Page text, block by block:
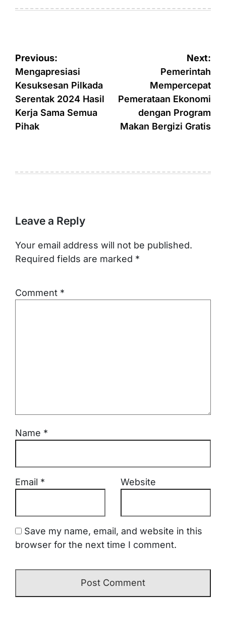
Post
navigation
Previous:
Mengapresiasi
Kesuksesan Pilkada
Serentak 2024 Hasil
Kerja Sama Semua
Pihak
Next:
Pemerintah
Mempercepat
Pemerataan Ekonomi
dengan Program
Makan Bergizi Gratis
Leave a Reply
Your email address will not be published.
Required fields are marked *
Comment *
Name *
Email * Website
Save my name, email, and website in this
browser for the next time I comment.